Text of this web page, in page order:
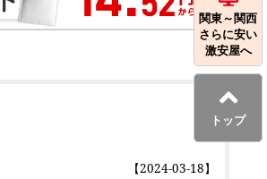
関東～関西
さらに安い
激安屋へ
トップ
【2024-03-18】